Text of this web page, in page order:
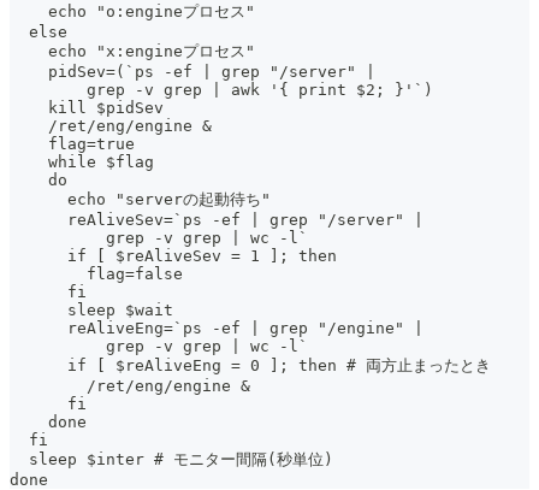
    echo "o:engineプロセス"
  else
    echo "x:engineプロセス"
    pidSev=(`ps -ef | grep "/server" |
        grep -v grep | awk '{ print $2; }'`)
    kill $pidSev
    /ret/eng/engine &
    flag=true
    while $flag
    do
      echo "serverの起動待ち"
      reAliveSev=`ps -ef | grep "/server" |
          grep -v grep | wc -l`
      if [ $reAliveSev = 1 ]; then
        flag=false
      fi
      sleep $wait
      reAliveEng=`ps -ef | grep "/engine" |
          grep -v grep | wc -l`
      if [ $reAliveEng = 0 ]; then # 両方止まったとき
        /ret/eng/engine &
      fi
    done
  fi
  sleep $inter # モニター間隔(秒単位)
done